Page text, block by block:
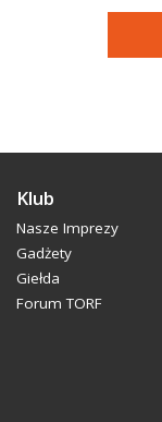
Klub
Nasze Imprezy
Gadżety
Giełda
Forum TORF